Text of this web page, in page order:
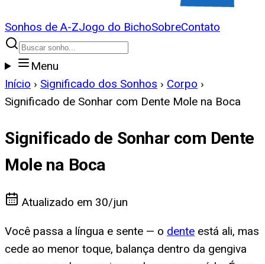
Sonhos de A-ZJogo do BichoSobreContato
Menu
Início › Significado dos Sonhos › Corpo ›
Significado de Sonhar com Dente Mole na Boca
Significado de Sonhar com Dente
Mole na Boca
Atualizado em 30/jun
Você passa a língua e sente — o dente está ali, mas
cede ao menor toque, balança dentro da gengiva